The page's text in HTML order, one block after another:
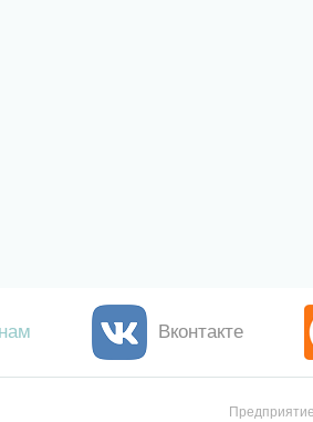
Вконтакте
Предприятие